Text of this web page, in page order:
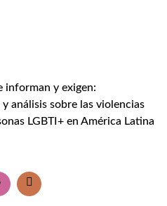
informan y exigen:
análisis sobre las violencias
LGBTI+ en América Latina